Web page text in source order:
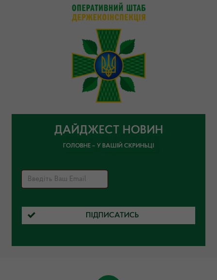
ДАЙДЖЕСТ НОВИН
ГОЛОВНЕ – У ВАШІЙ СКРИНЬЦІ
ПІДПИСАТИСЬ